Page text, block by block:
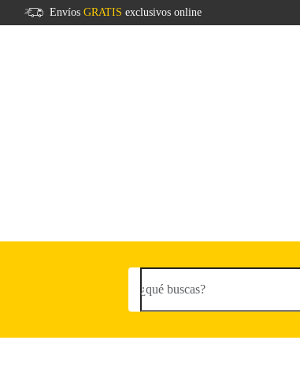
Envíos GRATIS exclusivos online
¿qué buscas?